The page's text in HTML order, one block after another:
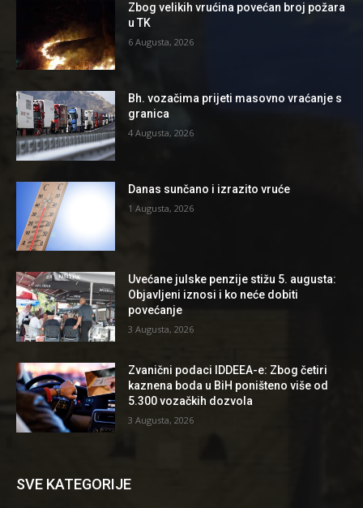
Zbog velikih vrućina povećan broj požara
u TK
6 Augusta, 2026
Bh. vozačima prijeti masovno vraćanje s
granica
4 Augusta, 2026
Danas sunčano i izrazito vruće
1 Augusta, 2026
Uvećane julske penzije stižu 5. augusta:
Objavljeni iznosi i ko neće dobiti
povećanje
3 Augusta, 2026
Zvanični podaci IDDEEA-e: Zbog četiri
kaznena boda u BiH poništeno više od
5.300 vozačkih dozvola
3 Augusta, 2026
SVE KATEGORIJE